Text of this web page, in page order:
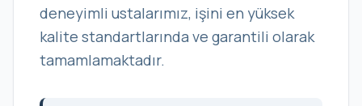
deneyimli ustalarımız, işini en yüksek
kalite standartlarında ve garantili olarak
tamamlamaktadır.